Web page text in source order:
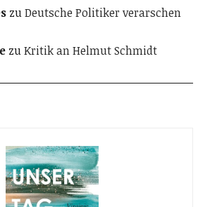
zuDeutsche Politiker verarschen
zuKritik an Helmut Schmidt